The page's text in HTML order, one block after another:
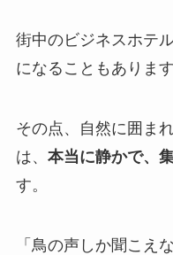
街中のビジネスホテ
になることもあります
その点、自然に囲ま
は、 本当に静かで、
す。
「鳥の声しか聞こえ